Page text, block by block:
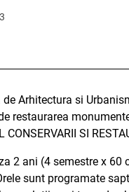
de Arhitectura si
restaurarea
CONSERVARII SI
2 ani (4 semestre x
sunt programate